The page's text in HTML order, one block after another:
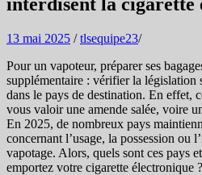
13 mai 2025 /tlsequipe23/
Pour un vapoteur, préparer ses
supplémentaire : vérifier la législation
dans le pays de destination. En effet,
vous valoir une amende salée, voire
En 2025, de nombreux pays
concernant l’usage, la possession ou
vapotage. Alors, quels sont ces pays
emportez votre cigarette électronique ?